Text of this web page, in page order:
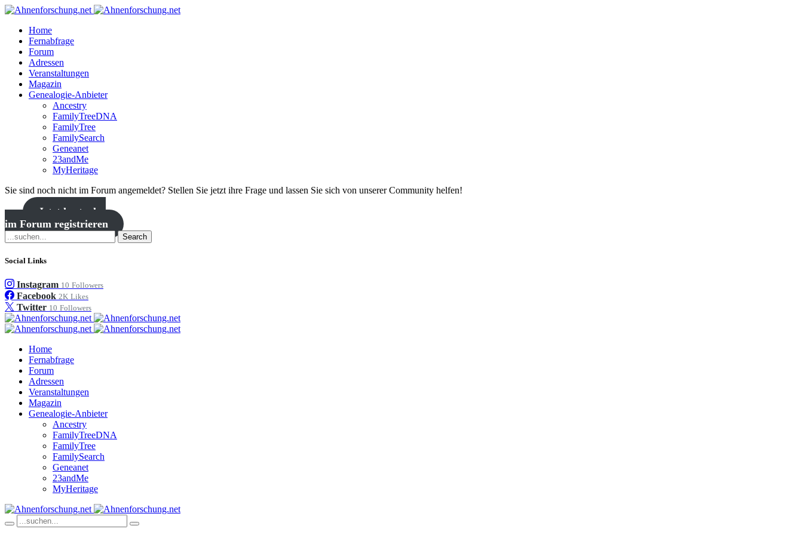
Home
Fernabfrage
Forum
Adressen
Veranstaltungen
Magazin
Genealogie-Anbieter
Ancestry
FamilyTreeDNA
FamilyTree
FamilySearch
Geneanet
23andMe
MyHeritage
Sie sind noch nicht im Forum angemeldet? Stellen Sie jetzt ihre Frage und lassen Sie sich von unserer Community helfen!
Jetzt kostenlos
im Forum registrieren
Search
Social Links
Instagram 10 Followers
Facebook 2K Likes
Twitter 10 Followers
Home
Fernabfrage
Forum
Adressen
Veranstaltungen
Magazin
Genealogie-Anbieter
Ancestry
FamilyTreeDNA
FamilyTree
FamilySearch
Geneanet
23andMe
MyHeritage